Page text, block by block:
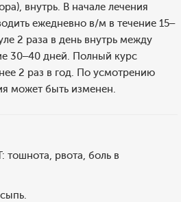
внутрь. В начале лечения
ежедневно в/м в течение 15–
2 раза в день внутрь между
30–40 дней. Полный курс
2 раз в год. По усмотрению
может быть изменен.
рвота, боль в